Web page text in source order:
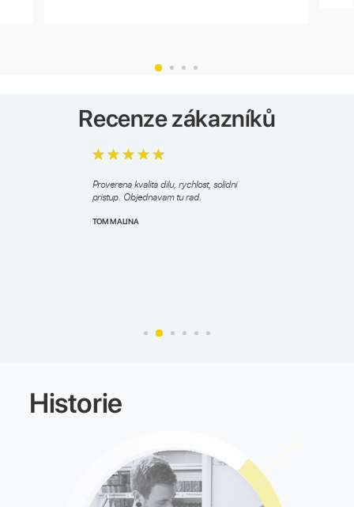
Recenze zákazníků
Proverena kvalita dilu, rychlost, solidni
pristup. Objednavam tu rad.
TOM MALINA
Historie